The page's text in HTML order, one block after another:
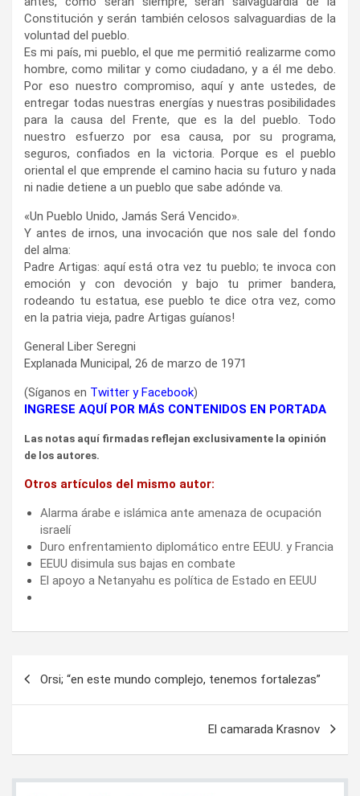
Constitución y serán también celosos salvaguardias de la
voluntad del pueblo.
Es mi país, mi pueblo, el que me permitió realizarme como
hombre, como militar y como ciudadano, y a él me debo.
Por eso nuestro compromiso, aquí y ante ustedes, de
entregar todas nuestras energías y nuestras posibilidades
para la causa del Frente, que es la del pueblo. Todo
nuestro esfuerzo por esa causa, por su programa,
seguros, confiados en la victoria. Porque es el pueblo
oriental el que emprende el camino hacia su futuro y nada
ni nadie detiene a un pueblo que sabe adónde va.
«Un Pueblo Unido, Jamás Será Vencido».
Y antes de irnos, una invocación que nos sale del fondo
del alma:
Padre Artigas: aquí está otra vez tu pueblo; te invoca con
emoción y con devoción y bajo tu primer bandera,
rodeando tu estatua, ese pueblo te dice otra vez, como
en la patria vieja, padre Artigas guíanos!
General Liber Seregni
Explanada Municipal, 26 de marzo de 1971
(Síganos en Twitter yFacebook)
INGRESE AQUÍ POR MÁS CONTENIDOS EN PORTADA
Las notas aquí firmadas reflejan exclusivamente la opinión
de los autores.
Otros artículos del mismo autor:
Alarma árabe e islámica ante amenaza de ocupación
israelí
Duro enfrentamiento diplomático entre EEUU. y Francia
EEUU disimula sus bajas en combate
El apoyo a Netanyahu es política de Estado en EEUU
Orsi; “en este mundo complejo, tenemos fortalezas”
El camarada Krasnov